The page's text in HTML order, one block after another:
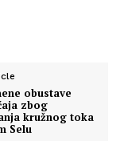
obustave
zbog
kružnog toka
Selu